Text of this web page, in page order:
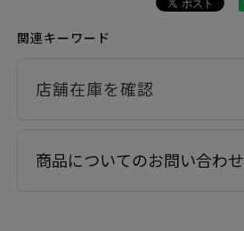
関連キーワード
商品についてのお問い合わせ